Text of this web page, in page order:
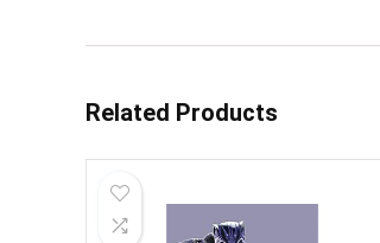
Related Products